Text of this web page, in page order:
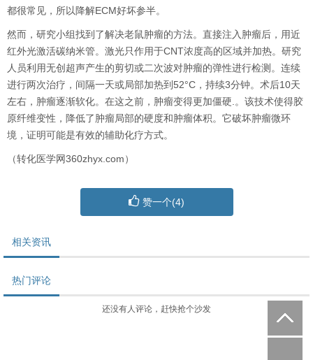
都很常见，所以降解ECM好坏参半。
然而，研究小组找到了解决老鼠肿瘤的方法。直接注入肿瘤后，用近
红外光激活碳纳米管。激光只作用于CNT浓度高的区域并加热。研究
人员利用无创超声产生的剪切或二次波对肿瘤的弹性进行检测。连续
进行两次治疗，间隔一天或局部加热到 52°C，持续3分钟。术后10天
左右，肿瘤逐渐软化。在这之前，肿瘤变得更加僵硬 。该技术使得胶
原纤维变性，降低了肿瘤局部的硬度和肿瘤体积。它破坏肿瘤微环
境，证明可能是有效的辅助化疗方式。
（转化医学网360zhyx.com）
赞一个(4)
相关资讯
热门评论
还没有人评论，赶快抢个沙发